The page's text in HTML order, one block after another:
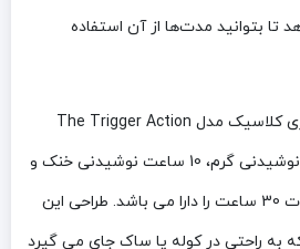
تا بتوانید مدت‌ها از آن استفاده
ماگ 0.47 لیتر استنلی سری کلاسیک مدل The Trigger Action
قابلیت نگهداری 7 ساعت نوشیدنی گرم، 10 ساعت نوشیدنی خنک و
نگهداری قطعات یخ به مدت 30 ساعت را دارا می باشد. طراحی این
به راحتی در کوله یا ساک جای می گیرد